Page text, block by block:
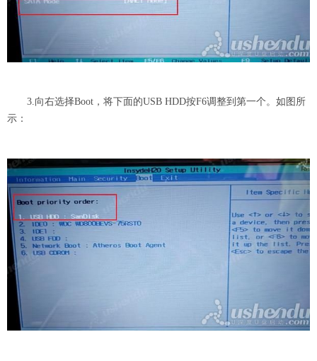
3.向右选择Boot，将下面的USB HDD按F6调整到第一个。如图所
示：